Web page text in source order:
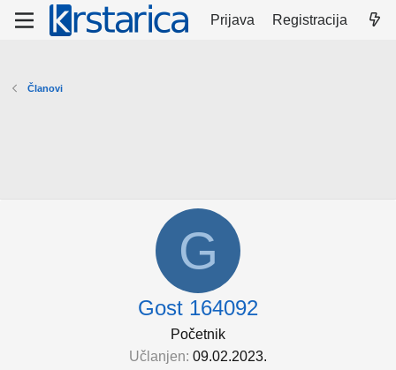
Prijava Registracija
Članovi
G
Gost 164092
Početnik
Učlanjen 09.02.2023.